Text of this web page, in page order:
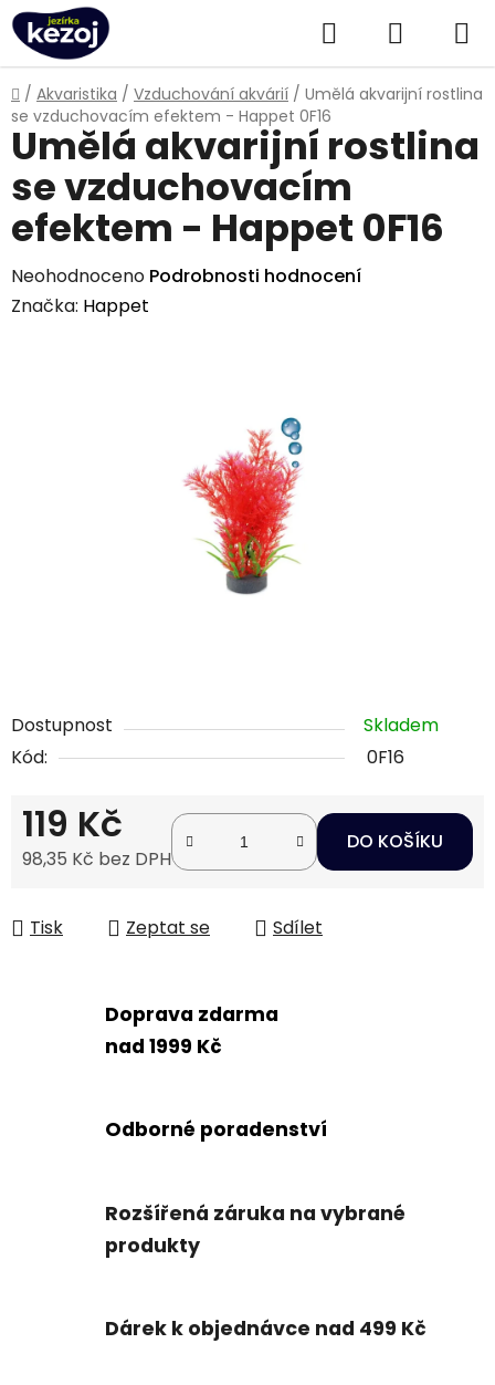
Přejít
na
obsah
Hledat
KOŠÍK
Domů
/ Akvaristika / Vzduchování akvárií / Umělá akvarijní rostlina
se vzduchovacím efektem - Happet 0F16
Dostupnost
Skladem
Kód:
0F16
119 Kč
98,35 Kč bez DPH
DO KOŠÍKU
Tisk Zeptat se Sdílet
Umělá akvarijní rostlina
se vzduchovacím
efektem - Happet 0F16
Průměrné
hodnocení
Neohodnoceno Podrobnosti hodnocení
Značka: Happet
Doprava zdarma
nad 1999 Kč
Odborné poradenství
Rozšířená záruka na vybrané
produkty
Dárek k objednávce nad 499 Kč